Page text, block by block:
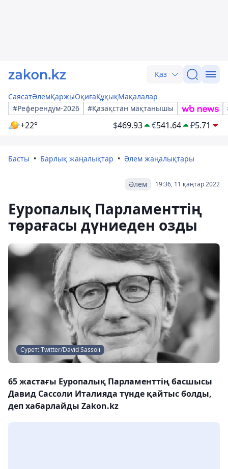
Қаз
СаясатӘлемҚаржыОқиғаҚұқықМақалалар
#Референдум-2026
#Қазақстан мақтанышы
+22° $469.93 €541.64 ₽5.71
Басты Барлық жаңалықтар Әлем жаңалықтары
19:36, 11 қаңтар 2022
Әлем
Еуропалық Парламенттің
төрағасы дүниеден озды
Сурет: Twitter/David Sassoli
65 жастағы Еуропалық Парламенттің басшысы
Давид Сассоли Италияда түнде қайтыс болды,
деп хабарлайды Zakon.kz